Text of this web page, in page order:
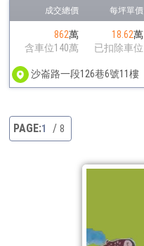
862萬
含車位140萬
18.62萬
已扣除車位
沙崙路一段126巷6號11樓
1 8